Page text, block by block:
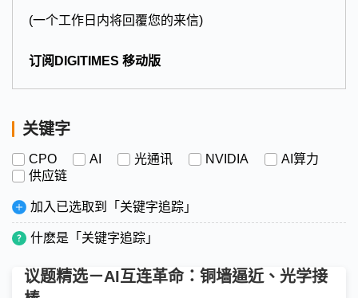
(一个工作日内将回覆您的来信)
订阅DIGITIMES 移动版
关键字
CPO AI 光通讯 NVIDIA
AI算力
供应链
加入已选取到「关键字追踪」
什麽是「关键字追踪」
议题精选－AI互连革命：铜墙逼近、光学接